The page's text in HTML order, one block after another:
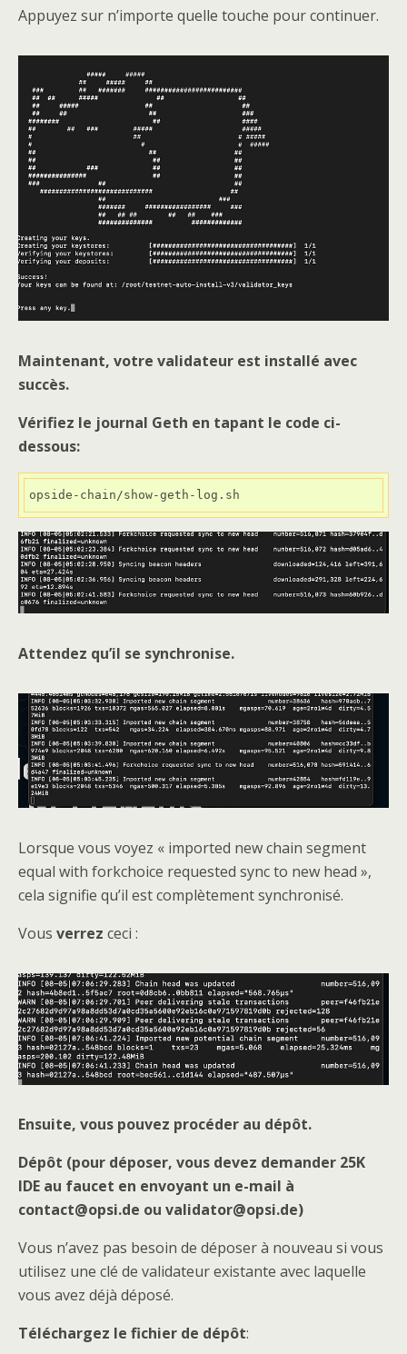
Appuyez sur n’importe quelle touche pour continuer.
Maintenant, votre validateur est installé avec
succès.
Vérifiez le journal Geth en tapant le code ci-
dessous:
opside-chain/show-geth-log.sh
Attendez qu’il se synchronise.
Lorsque vous voyez « imported new chain segment
equal with forkchoice requested sync to new head »,
cela signifie qu’il est complètement synchronisé.
Vous verrez ceci :
Ensuite, vous pouvez procéder au dépôt.
Dépôt (pour déposer, vous devez demander 25K
IDE au faucet en envoyant un e-mail à
contact@opsi.de ou validator@opsi.de)
Vous n’avez pas besoin de déposer à nouveau si vous
utilisez une clé de validateur existante avec laquelle
vous avez déjà déposé.
Téléchargez le fichier de dépôt: